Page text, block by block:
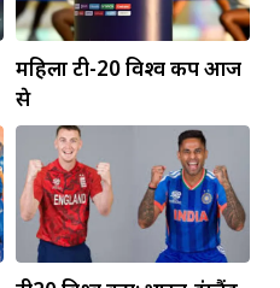
महिला टी-20 विश्व कप आज
से